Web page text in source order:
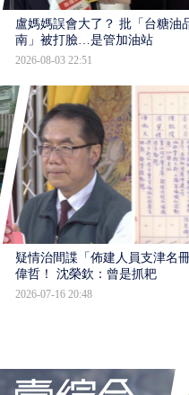
盧媽媽誤會大了？ 批「台糖油
南」被打臉…是管加油站
2026-08-03 22:51
疑情治間諜「佈建人員支津名冊
偉哲！ 沈榮欽：曾是抓耙
2026-07-16 20:48